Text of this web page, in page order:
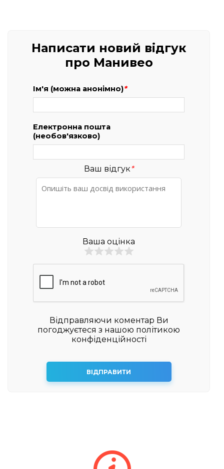
Написати новий відгук
про Манивео
Ім'я (можна анонімно)*
Електронна пошта
(необов'язково)
Ваш відгук*
Ваша оцінка
Відправляючи коментар Ви
погоджуєтеся з нашою політикою
конфіденційності